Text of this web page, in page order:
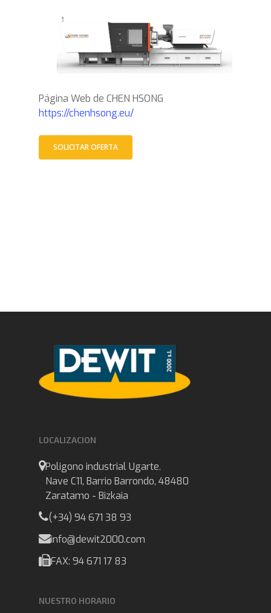
Página Web de CHEN HSONG
https://chenhsong.eu/
SOLICITAR OFERTA
LOCALIZACION
Poligono industrial Ugarte.
Nave C11, Barrio Barrondo, 48480
Zaratamo - Bizkaia
(+34) 94 671 38 93
info@dewit2000.com
FAX: 94 671 17 83
NUESTRO HORARIO